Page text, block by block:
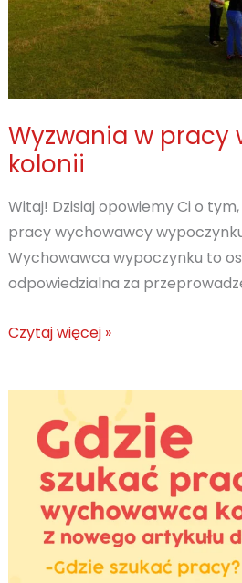
ich
przeprowadzania
Wyzwania w pracy
kolonii
Witaj! Dzisiaj opowiemy Ci o
pracy wychowawcy
Wychowawca wypoczynku to
odpowiedzialna za
Wyzwania
wychowawcy
kolonii
Czytaj więcej »